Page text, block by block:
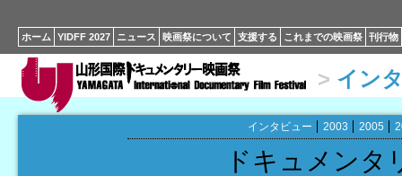
ホーム YIDFF 2027 ニュース 映画祭について 支援する これまでの映画祭 刊行物
> イン
インタビュー 2003 2005
ドキュメン